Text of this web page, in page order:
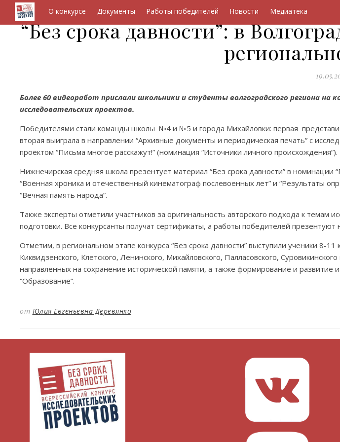
О конкурсе Документы Работы победителей Новости Медиатека
“Без срока давности”: в
Более 60 видеоработ прислали школьники и студенты волгоградского региона на
исследовательских проектов.
Победителями стали команды школы №4 и №5 и города Михайловки: первая
вторая выиграла в направлении “Архивные документы и периодическая печать” с
проектом “Письма многое расскажут!” (номинация “Источники личного происхождения”).
Нижнечирская средняя школа презентует материал “Без срока давности” в
“Военная хроника и отечественный кинематограф послевоенных лет” и “Результаты
“Вечная память народа”.
Также эксперты отметили участников за оригинальность авторского подхода к темам
подготовки. Все конкурсанты получат сертификаты, а работы победителей
Отметим, в региональном этапе конкурса “Без срока давности” выступили ученики 8-
Киквидзенского, Клетского, Ленинского, Михайловского, Палласовского,
направленных на сохранение исторической памяти, а также формирование и
“Образование”.
от Юлия Евгеньевна Деревянко